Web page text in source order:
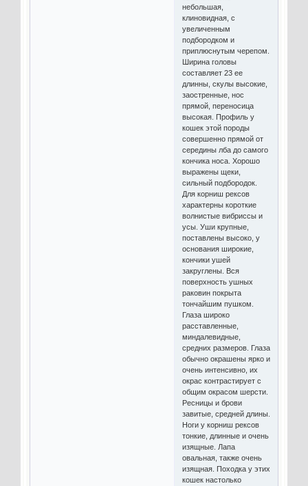
небольшая,
клиновидная, с
увеличенным
подбородком и
приплюснутым черепом.
Ширина головы
составляет 23 ее
длинны, скулы высокие,
заостренные, нос
прямой, переносица
высокая. Профиль у
кошек этой породы
совершенно прямой от
середины лба до самого
кончика носа. Хорошо
выражены щеки,
сильный подбородок.
Для корниш рексов
характерны короткие
волнистые вибриссы и
усы. Уши крупные,
поставлены высоко, у
основания широкие,
кончики ушей
закруглены. Вся
поверхность ушных
раковин покрыта
тончайшим пушком.
Глаза широко
расставленные,
миндалевидные,
средних размеров. Глаза
обычно окрашены ярко и
очень интенсивно, их
окрас контрастирует с
общим окрасом шерсти.
Ресницы и брови
завитые, средней длины.
Ноги у корниш рексов
тонкие, длинные и очень
изящные. Лапа
овальная, также очень
изящная. Походка у этих
кошек настолько